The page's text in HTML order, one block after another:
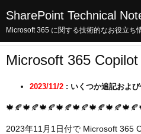
SharePoint Technical
Microsoft 365 に関する技術的なお役立ち
Microsoft 365
2023/11/2 : いくつか追記および
2023年11月1日付で Microsoft 365